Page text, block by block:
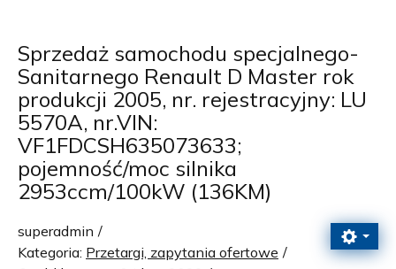
Sprzedaż samochodu specjalnego-
Sanitarnego Renault D Master rok
produkcji 2005, nr. rejestracyjny: LU
5570A, nr.VIN:
VF1FDCSH635073633;
pojemność/moc silnika
2953ccm/100kW (136KM)
superadmin
Kategoria: Przetargi, zapytania ofertowe